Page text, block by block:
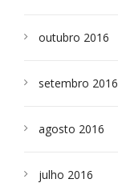
outubro 2016
setembro 2016
agosto 2016
julho 2016